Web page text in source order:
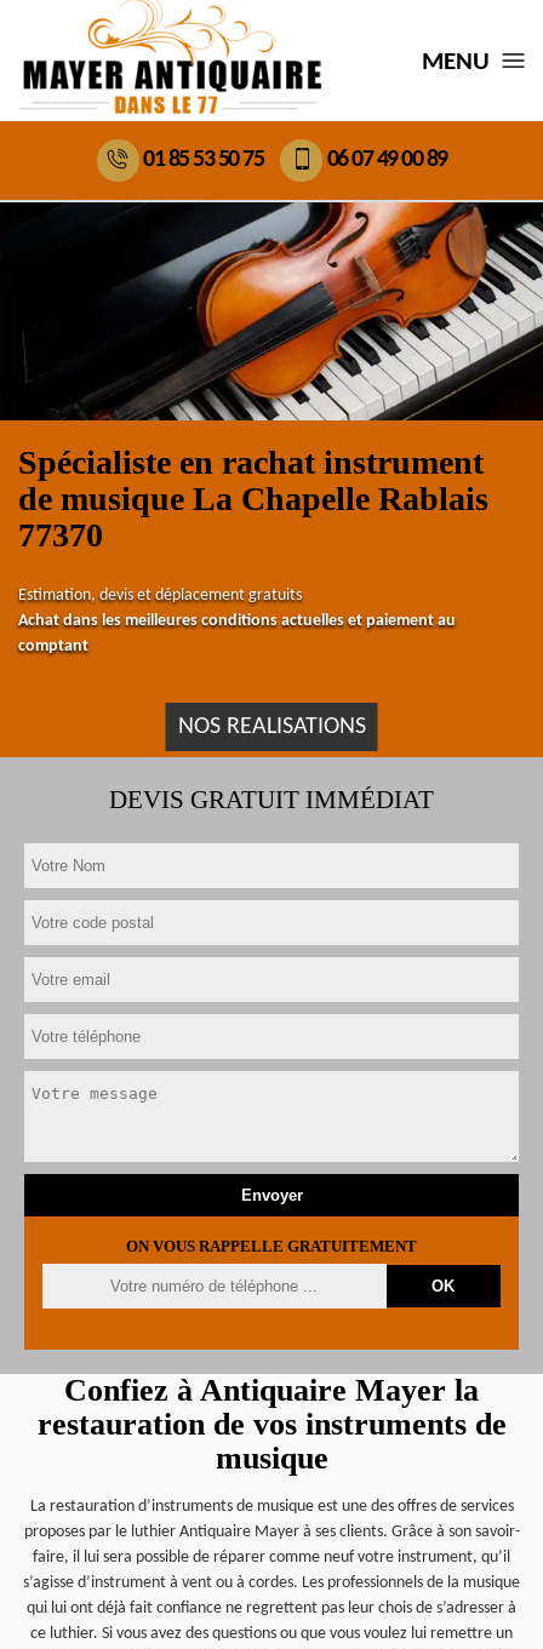
MENU
01 85 53 50 75 06 07 49 00 89
Spécialiste en rachat instrument
de musique La Chapelle Rablais
77370
Estimation, devis et déplacement gratuits
Achat dans les meilleures conditions actuelles et paiement au
comptant
NOS REALISATIONS
DEVIS GRATUIT IMMÉDIAT
ON VOUS RAPPELLE GRATUITEMENT
Confiez à Antiquaire Mayer la
restauration de vos instruments de
musique
La restauration d’instruments de musique est une des offres de services
proposes par le luthier Antiquaire Mayer à ses clients. Grâce à son savoir-
faire, il lui sera possible de réparer comme neuf votre instrument, qu’il
s’agisse d’instrument à vent ou à cordes. Les professionnels de la musique
qui lui ont déjà fait confiance ne regrettent pas leur chois de s’adresser à
ce luthier. Si vous avez des questions ou que vous voulez lui remettre un